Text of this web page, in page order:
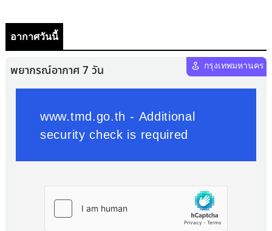
อากาศวันนี้